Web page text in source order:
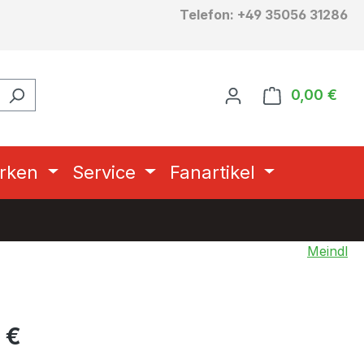
Telefon: +49 35056 31286
0,00 €
Service Fanartikel
Meindl
€